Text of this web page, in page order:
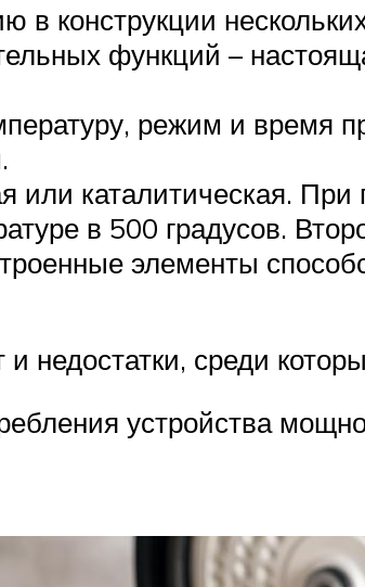
конструкции
функций –
режим и время
или каталитическая.
в 500 градусов.
элементы
недостатки, среди
устройства